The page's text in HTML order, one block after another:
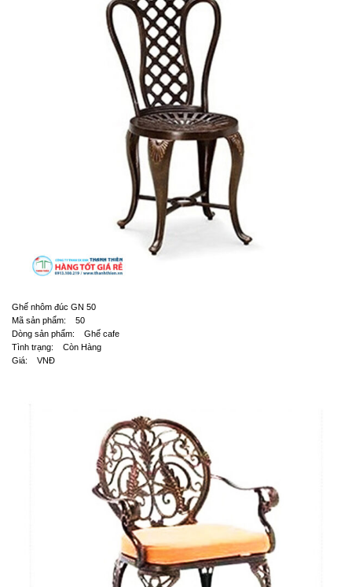
Ghế nhôm đúc GN 50
Mã sản phẩm: 50
Dòng sản phẩm: Ghế cafe
Tình trạng: Còn Hàng
Giá: VNĐ